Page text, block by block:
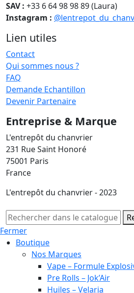
SAV : +33 6 64 98 98 89 (Laura)
Instagram :
Lien utiles
Contact
Qui sommes nous ?
FAQ
Demande Echantillon
Devenir Partenaire
Entreprise & Marque
L'entrepôt du chanvrier
231 Rue Saint Honoré
75001 Paris
France
L'entrepôt du chanvrier - 2023
Fermer
Boutique
Nos Marques
Vape – Formule
Pre Rolls – Jok’Air
Huiles – Velaria